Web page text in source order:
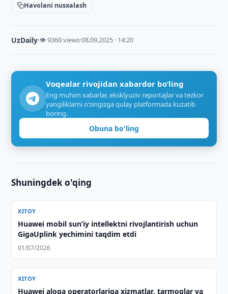
Havolani nusxalash
UzDaily·👁 9360 views·08.09.2025 · 14:20
Voqealar rivojidan xabardor bo‘ling
Eng muhim xabarlar, eksklyuziv reportajlar va tezkor
yangiliklarni o‘zingizga qulay platformada kuzatib
boring.
Obuna bo'ling
Shuningdek o'qing
XITOY
Huawei mobil sun’iy intellektni rivojlantirish uchun
GigaUplink yechimini taqdim etdi
01/07/2026
XITOY
Huawei aloqa operatorlariga xizmatlar, tarmoqlar va